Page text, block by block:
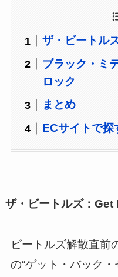
ザ・ビートル
ブラック・ミ
ロック
まとめ
ECサイトで探
ザ・ビートルズ：Get
ビートルズ解散直前
の“ゲット・バック・